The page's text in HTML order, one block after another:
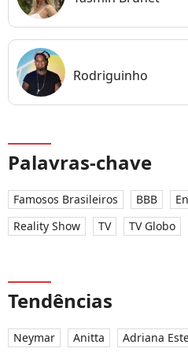
Rodriguinho
Palavras-chave
Famosos Brasileiros BBB
Reality Show
TV TV Globo
Tendências
Neymar Anitta Adriana